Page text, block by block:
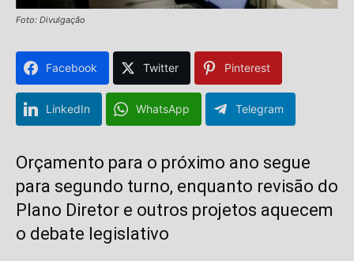
Foto: Divulgação
Facebook Twitter Pinterest
LinkedIn WhatsApp Telegram
Orçamento para o próximo ano segue
para segundo turno, enquanto revisão do
Plano Diretor e outros projetos aquecem
o debate legislativo